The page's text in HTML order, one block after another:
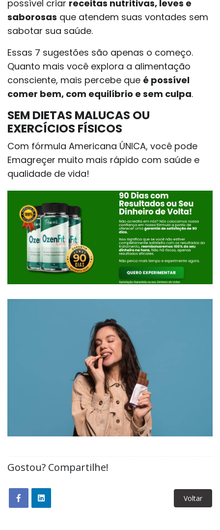
possível criar receitas nutritivas, leves e
saborosas que atendem suas vontades sem
sabotar sua saúde.
Essas 7 sugestões são apenas o começo.
Quanto mais você explora a alimentação
consciente, mais percebe que é possível
comer bem, com equilíbrio e sem culpa.
SEM DIETAS MALUCAS OU
EXERCÍCIOS FÍSICOS
Com fórmula Americana ÚNICA, você pode
Emagreçer muito mais rápido com saúde e
qualidade de vida!
Gostou? Compartilhe!
Voltar